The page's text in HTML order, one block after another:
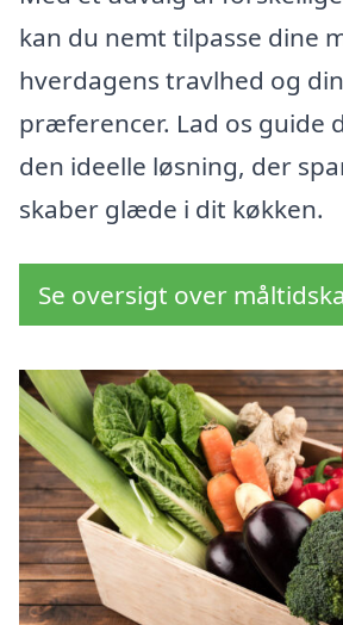
kan du nemt tilpasse dine
hverdagens travlhed og
præferencer. Lad os guide
den ideelle løsning, der
skaber glæde i dit køkken.
Se oversigt over